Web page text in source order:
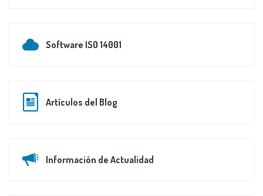
Software ISO 14001
Artículos del Blog
Información de Actualidad